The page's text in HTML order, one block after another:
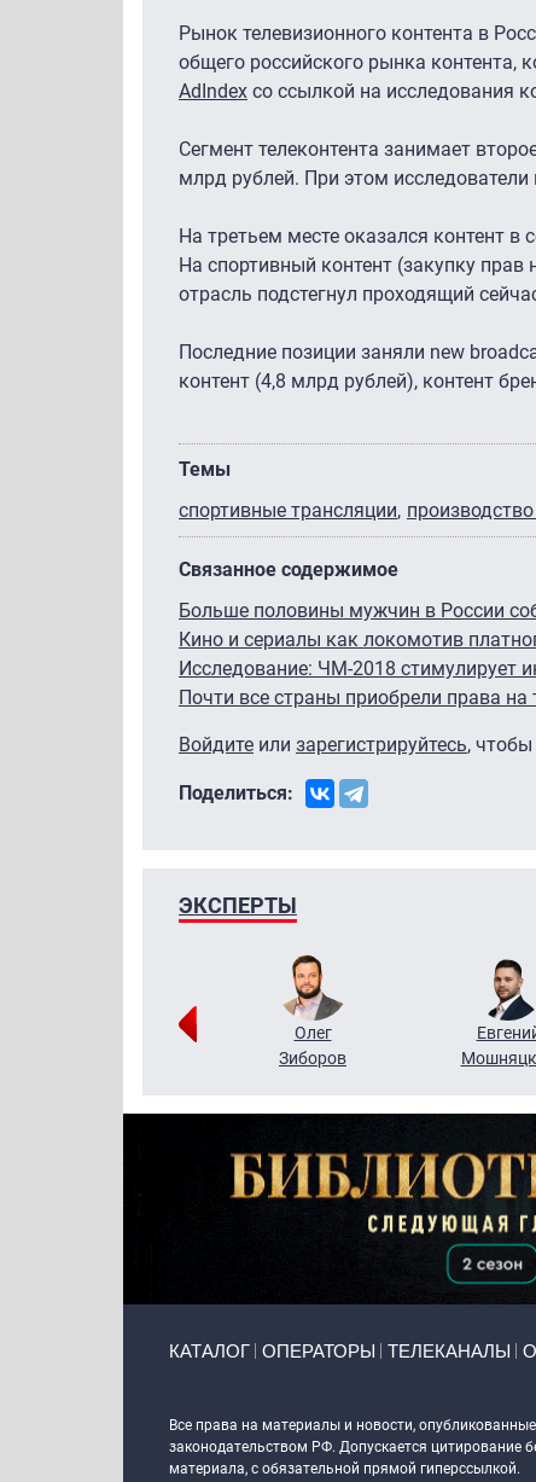
Рынок телевизионного контента в
общего российского рынка контента,
AdIndex со ссылкой на исследования
Сегмент телеконтента занимает
млрд рублей. При этом
На третьем месте оказался контент
На спортивный контент (закупку
отрасль подстегнул проходящий
Последние позиции заняли new
контент (4,8 млрд рублей), контент
Темы
спортивные трансляции
Связанное содержимое
Больше половины мужчин в России
Кино и сериалы как локомотив
Исследование: ЧМ-2018 стимулирует
Почти все страны приобрели права
Войдите или зарегистрируйтесь,
Поделиться:
ЭКСПЕРТЫ
Олег
Зиборов
КАТАЛОГ ОПЕРАТОРЫ ТЕЛЕКАНАЛЫ
Все права на материалы и новости,
законодательством РФ. Допускается цитирование
материала, с обязательной прямой гиперссылкой.